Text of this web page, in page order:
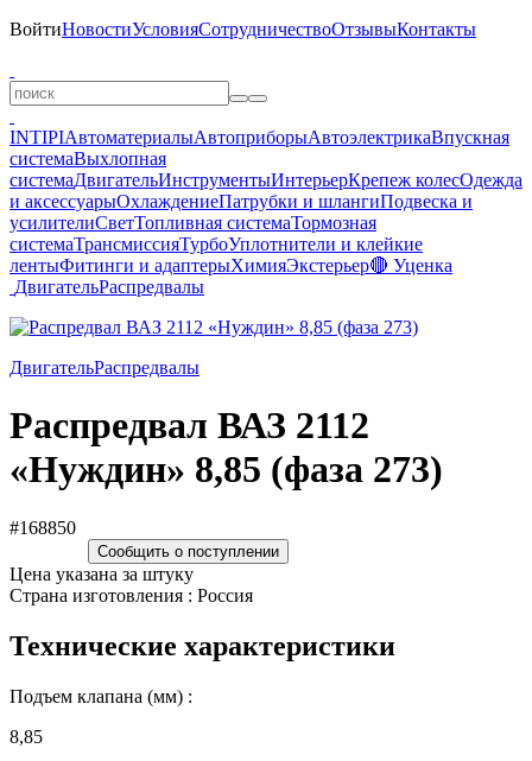
ВойтиНовостиУсловияСотрудничествоОтзывыКонтакты
INTIPIАвтоматериалыАвтоприборыАвтоэлектрикаВпускная
системаВыхлопная
системаДвигательИнструментыИнтерьерКрепеж колесОдежда
и аксессуарыОхлаждениеПатрубки и шлангиПодвеска и
усилителиСветТопливная системаТормозная
системаТрансмиссияТурбоУплотнители и клейкие
лентыФитинги и адаптерыХимияЭкстерьер🔴 Уценка
ДвигательРаспредвалы
ДвигательРаспредвалы
Распредвал ВАЗ 2112
«Нуждин» 8,85 (фаза 273)
#168850
Сообщить о поступлении
Цена указана за штуку
Страна изготовления : Россия
Технические характеристики
Подъем клапана (мм) :
8,85